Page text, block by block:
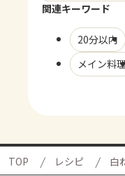
関連キーワード
20分以内
メイン料理
TOP レシピ 白